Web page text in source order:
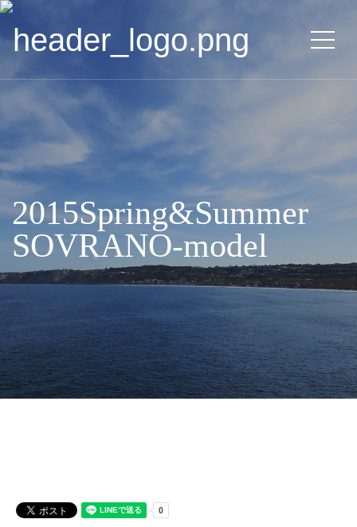
2015Spring&Summer
SOVRANO-model